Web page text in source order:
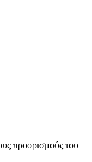
προορισμούς του